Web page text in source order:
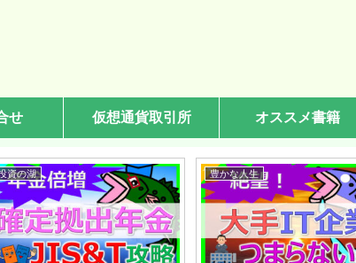
せ 仮想通貨取引所 オススメ書籍
資の湖 豊かな人生